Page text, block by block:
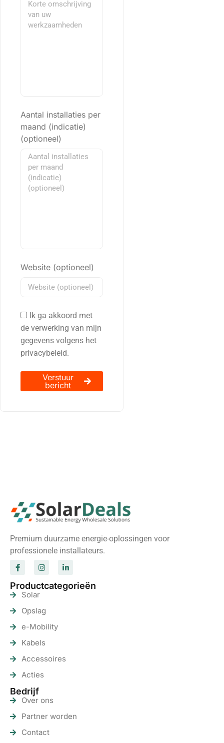
Aantal installaties per
maand (indicatie)
(optioneel)
Website (optioneel)
Ik ga akkoord met
de verwerking van mijn
gegevens volgens het
privacybeleid.
Verstuur
bericht
Premium duurzame energie-oplossingen voor
professionele installateurs.
Productcategorieën
Solar
Opslag
e-Mobility
Kabels
Accessoires
Acties
Bedrijf
Over ons
Partner worden
Contact